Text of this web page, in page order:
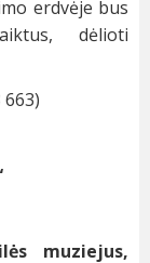
erdvėje bus
dėlioti
muziejus,